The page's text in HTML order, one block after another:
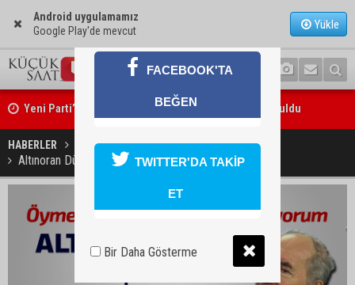
Android uygulamamız
Google Play'de mevcut
Yükle
Yeni Parti’nin Sarıçam ve Karataş teşkilatları oluşturuldu
Feke Belediye Başkanı Cömert Özen, Adana Valisi Mustafa Yavuz’u
ziyaret etti
HABERLER GÜNDEM
Altınoran Düşünce ve Sanat Platformu sezonu açtı
FACEBOOK'TA
BEĞEN
TWITTER'DA TAKİP
ET
Bir Daha Gösterme